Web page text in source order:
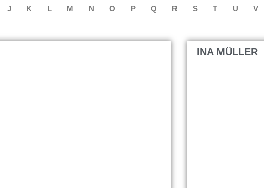
J K L M N O P Q R S T U V
INA MÜLLER